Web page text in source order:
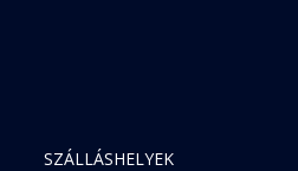
SZÁLLÁSHELYEK